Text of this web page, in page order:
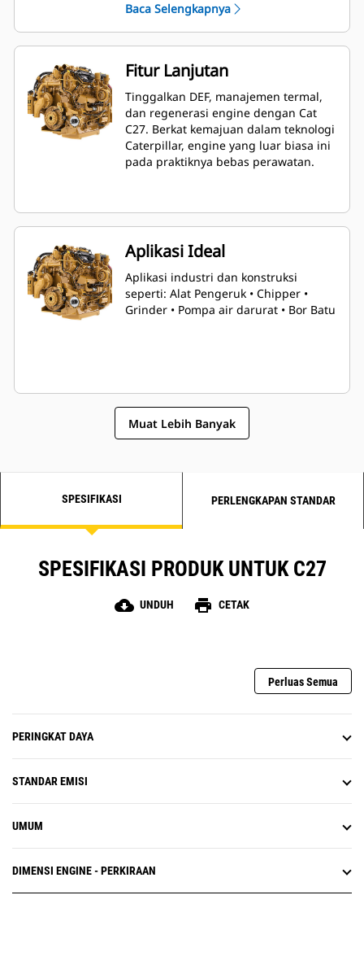
engine, kini memasang lebih mudah
dibandingkan sebelumnya. Dan
karena C27 bebas DEF, terdapat lebih
banyak ruang untuk bergerak di
bawah kap.
Baca Selengkapnya
Fitur Lanjutan
Tinggalkan DEF, manajemen termal,
dan regenerasi engine dengan Cat
C27. Berkat kemajuan dalam teknologi
Caterpillar, engine yang luar biasa ini
pada praktiknya bebas perawatan.
Aplikasi Ideal
Aplikasi industri dan konstruksi
seperti: Alat Pengeruk • Chipper •
Grinder • Pompa air darurat • Bor Batu
Muat Lebih Banyak
SPESIFIKASI PERLENGKAPAN STANDAR
SPESIFIKASI PRODUK UNTUK C27
cloud_download UNDUH print CETAK
Perluas Semua
PERINGKAT DAYA
STANDAR EMISI
UMUM
DIMENSI ENGINE - PERKIRAAN